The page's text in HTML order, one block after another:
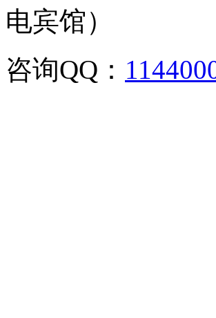
电宾馆）
咨询QQ：